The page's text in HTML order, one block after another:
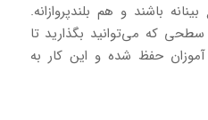
باشند و هم بلندپروازانه.
که می‌توانید بگذارید تا
حفظ شده و این کار به